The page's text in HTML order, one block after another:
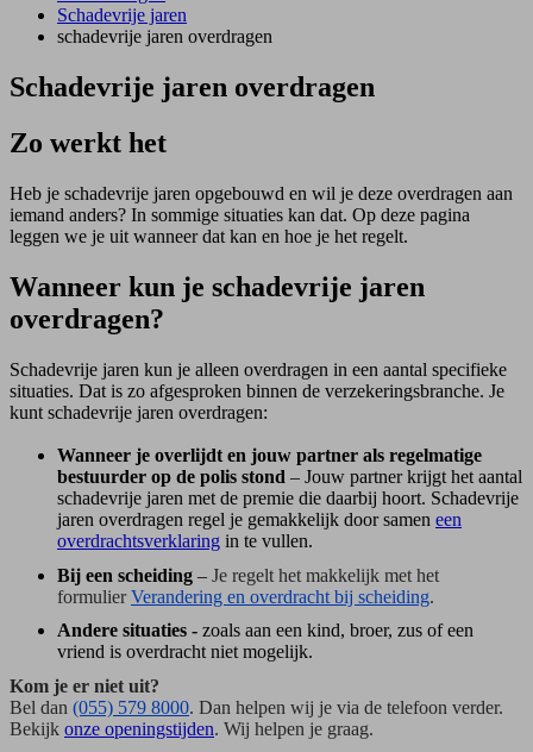
Schadevrije jaren
schadevrije jaren overdragen
Schadevrije jaren overdragen
Zo werkt het
Heb je schadevrije jaren opgebouwd en wil je deze overdragen aan
iemand anders? In sommige situaties kan dat. Op deze pagina
leggen we je uit wanneer dat kan en hoe je het regelt.
Wanneer kun je schadevrije jaren
overdragen?
Schadevrije jaren kun je alleen overdragen in een aantal specifieke
situaties. Dat is zo afgesproken binnen de verzekeringsbranche. Je
kunt schadevrije jaren overdragen:
Wanneer je overlijdt en jouw partner als regelmatige
bestuurder op de polis stond – Jouw partner krijgt het aantal
schadevrije jaren met de premie die daarbij hoort. Schadevrije
jaren overdragen regel je gemakkelijk door samen een
overdrachtsverklaring in te vullen.
Bij een scheiding – Je regelt het makkelijk met het
formulierVerandering en overdracht bij scheiding.
Andere situaties - zoals aan een kind, broer, zus of een
vriend is overdracht niet mogelijk.
Kom je er niet uit?
Bel dan (055) 579 8000. Dan helpen wij je via de telefoon verder.
Bekijk onze openingstijden. Wij helpen je graag.